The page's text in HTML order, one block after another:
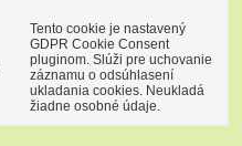
Tento cookie je nastavený
GDPR Cookie Consent
pluginom. Slúži pre uchovanie
záznamu o odsúhlasení
ukladania cookies. Neukladá
žiadne osobné údaje.